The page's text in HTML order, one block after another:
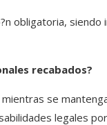
obligatoria,
recabados?
se
legales